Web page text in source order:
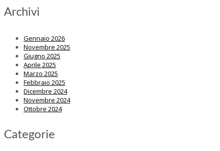
Archivi
Gennaio 2026
Novembre 2025
Giugno 2025
Aprile 2025
Marzo 2025
Febbraio 2025
Dicembre 2024
Novembre 2024
Ottobre 2024
Categorie